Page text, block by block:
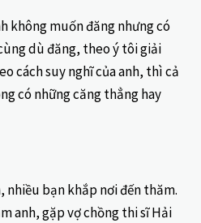
không muốn đăng nhưng có
dù đăng, theo ý tôi giải
cách suy nghĩ của anh, thì cả
có những căng thẳng hay
nhiều bạn khắp nơi đến thăm.
anh, gặp vợ chồng thi sĩ Hải